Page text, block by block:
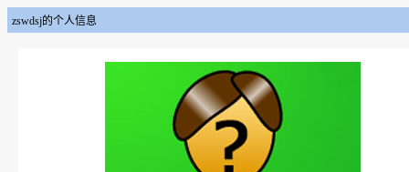
zswdsj的个人信息